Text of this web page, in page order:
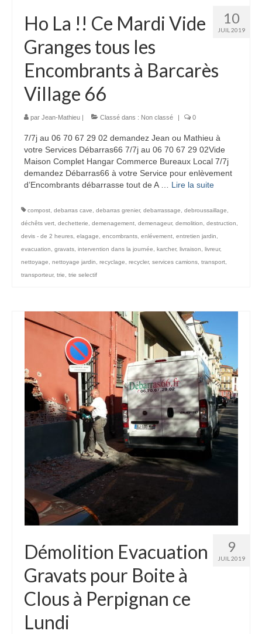
10
JUIL 2019
Ho La !! Ce Mardi Vide
Granges tous les
Encombrants à Barcarès
Village 66
par Jean-Mathieu | Classé dans : Non classé | 0
7/7j au 06 70 67 29 02 demandez Jean ou Mathieu à
votre Services Débarras66 7/7j au 06 70 67 29 02Vide
Maison Complet Hangar Commerce Bureaux Local 7/7j
demandez Débarras66 à votre Service pour enlèvement
d’Encombrants débarrasse tout de A … Lire la suite­­
compost debarras cave debarras grenier, debarrassage debroussaillage
déchêts vert dechetterie demenagement demenageur, demolition destruction
devis - de 2 heures elagage encombrants enlévement entretien jardin
evacuation
gravats intervention dans la journée karcher, livraison livreur,
nettoyage
nettoyage jardin recyclage recycler, services camions transport
transporteur, trie trie selectif
9
JUIL 2019
Démolition Evacuation
Gravats pour Boite à
Clous à Perpignan ce
Lundi